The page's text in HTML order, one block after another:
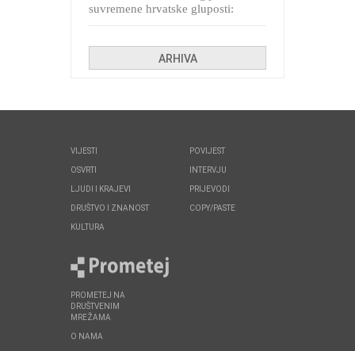
suvremene hrvatske gluposti:
ARHIVA
VIJESTI
OSVRTI
LJUDI I KRAJEVI
DRUŠTVO I ZNANOST
KULTURA
POVIJEST
INTERVJU
PRIJEVODI
COPY/PASTE
PROMETEJ NA
DRUŠTVENIM
MREŽAMA
O NAMA